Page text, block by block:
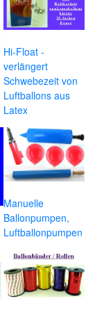
Hi-Float -
verlängert
Schwebezeit von
Luftballons aus
Latex
Manuelle
Ballonpumpen,
Luftballonpumpen